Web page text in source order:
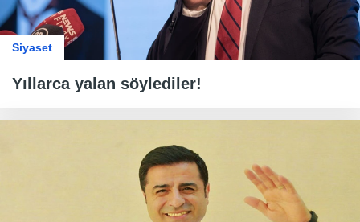
Siyaset
Yıllarca yalan söylediler!